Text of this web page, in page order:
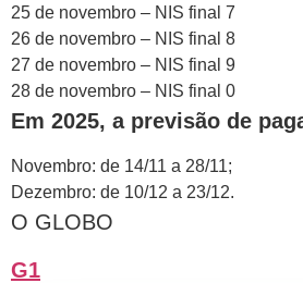
25 de novembro – NIS final 7
26 de novembro – NIS final 8
27 de novembro – NIS final 9
28 de novembro – NIS final 0
Em 2025, a previsão de
Novembro: de 14/11 a 28/11;
Dezembro: de 10/12 a 23/12.
O GLOBO
G1